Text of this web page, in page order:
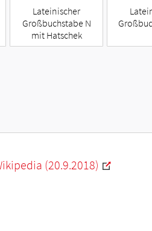
Lateinischer
Großbuchstabe N
mit Hatschek
(20.9.2018)